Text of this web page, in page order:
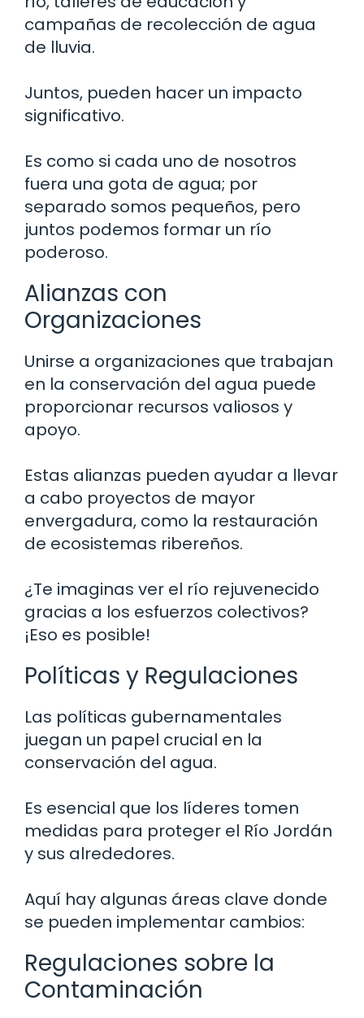
campañas de recolección de agua
de lluvia.
Juntos, pueden hacer un impacto
significativo.
Es como si cada uno de nosotros
fuera una gota de agua; por
separado somos pequeños, pero
juntos podemos formar un río
poderoso.
Alianzas con
Organizaciones
Unirse a organizaciones que trabajan
en la conservación del agua puede
proporcionar recursos valiosos y
apoyo.
Estas alianzas pueden ayudar a llevar
a cabo proyectos de mayor
envergadura, como la restauración
de ecosistemas ribereños.
¿Te imaginas ver el río rejuvenecido
gracias a los esfuerzos colectivos?
¡Eso es posible!
Políticas y Regulaciones
Las políticas gubernamentales
juegan un papel crucial en la
conservación del agua.
Es esencial que los líderes tomen
medidas para proteger el Río Jordán
y sus alrededores.
Aquí hay algunas áreas clave donde
se pueden implementar cambios:
Regulaciones sobre la
Contaminación